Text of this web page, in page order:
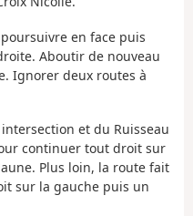
en face puis
Aboutir de nouveau
Ignorer deux routes à
et du Ruisseau
continuer tout droit sur
Plus loin, la route fait
sur la gauche puis un